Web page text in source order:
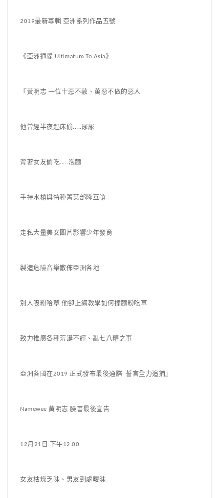
2019最新專輯 亞洲系列作品五號
《亞洲通牒 Ultimatum To Asia》
『黃明志 一位十惡不赦、萬惡不做的惡人
他曾經半夜起床偷.....尿尿
背著女友偷吃.....泡麵
手持水槍與特種菁英部隊互嗆
走私大量美女圖片影響少年發育
製造危險音樂散佈亞洲各地
別人吸粉哈草 他卻上網教學如何揉麵粉吃草
致力推廣各種荒誕不經、亂七八糟之事
亞洲各國在2019 正式發布最後通牒 誓言全力追捕』
Namewee 黃明志 臉書最後宣告
12月21日 下午12:00
女友枯燥乏味、男友到處曖昧